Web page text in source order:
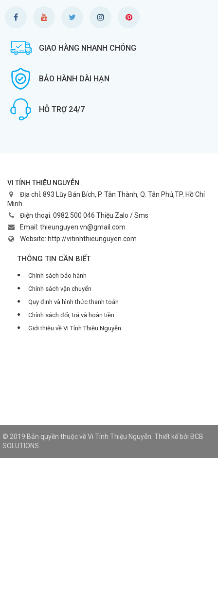
GIAO HÀNG NHANH CHÓNG
BẢO HÀNH DÀI HẠN
HỖ TRỢ 24/7
VI TÍNH THIỆU NGUYỄN
Địa chỉ: 893 Lũy Bán Bích, P. Tân Thành, Q. Tân Phú,TP. Hồ Chí
Minh
Điện thoại: 0982 500 046 Thiệu Zalo / Sms
Email: thieunguyen.vn@gmail.com
Website: http://vitinhthieunguyen.com
THÔNG TIN CẦN BIẾT
Chính sách bảo hành
Chính sách vận chuyển
Quy định và hình thức thanh toán
Chính sách đổi, trả và hoàn tiền
Giới thiệu về Vi Tính Thiệu Nguyễn
© 2019 Bản quyền thuộc về Vi Tính Thiệu Nguyễn. Thiết kế bởi BCB
SOLUTIONS